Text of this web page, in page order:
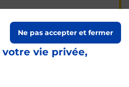
vie privée,
Ne pas accepter et fermer